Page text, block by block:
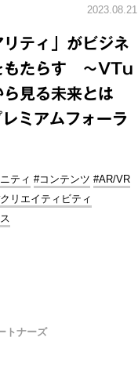
2023.08.21
リティ」がビジネ
もたらす ～VTu
見る未来とは
ミアムフォーラ
ティ #コンテンツ #AR/VR
リエイティビティ
トナーズ